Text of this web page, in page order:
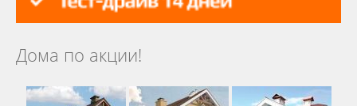
Дома по акции!